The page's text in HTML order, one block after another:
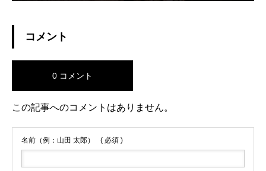
コメント
0 コメント
この記事へのコメントはありません。
名前（例：山田 太郎） ( 必須 )